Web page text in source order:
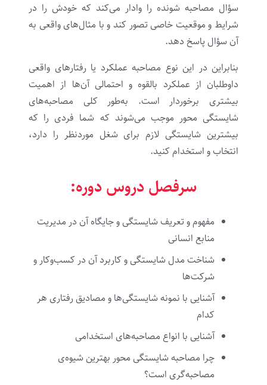
سؤال مصاحبه شونده را وادار می‌کند که خودش را در
شرایط و موقعیت خاصی تصور کند و با مثال‌های واقعی به
آن سؤال پاسخ دهد.
بنابراین در این نوع مصاحبه عملکرد یا رفتارهای واقعی
داوطلبان از عملکرد بالقوه و احتمالی آن‌ها از اهمیت
بیشتری برخوردار است. به‌طور کلی مصاحبه‌های
شایستگی محور موجب می‌شوند که شما فردی را که
بیشترین شایستگی لازم برای شغل موردنظر را دارد،
انتخاب و استخدام کنید.
سرفصل دروس دوره:
مفهوم و تعریف شایستگی‌ و جایگاه آن در مدیریت
منابع انسانی
شناخت مدل شایستگی و کاربرد آن در کسب‌وکار و
شرکت‌ها
آشنایی با نمونه شایستگی‌ها و مصادیق رفتاری هر
کدام
آشنایی با انواع مصاحبه‌های استخدامی
چرا مصاحبه شایستگی محور بهترین شیوه‌ی
مصاحبه‌گری است؟